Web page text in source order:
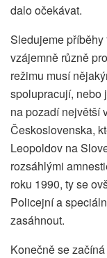
dalo očekávat.
Sledujeme
vzájemně různě
režimu musí
spolupracují, nebo
na pozadí největší
Československa,
Leopoldov na
rozsáhlými
roku 1990, ty se
Policejní a
zasáhnout.
Konečně se